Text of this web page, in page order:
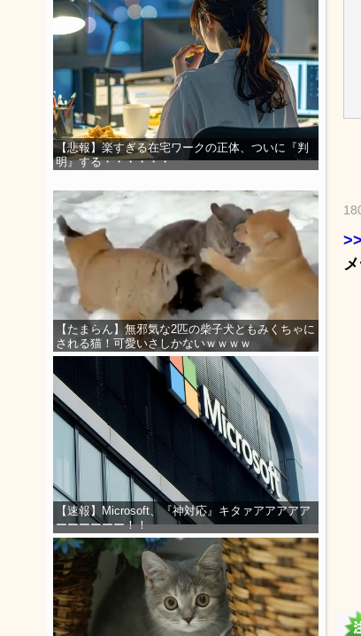
【悲報】楽すぎる在宅ワークの正体、ついに『判
明』する・・・・・・
【たまらん】無邪気な2匹の柴子犬ともみくちゃに
される猫！可愛いさしかないｗｗｗｗ
【速報】Microsoft、『神対応』キタァアアアアア
ーーーーーー！！